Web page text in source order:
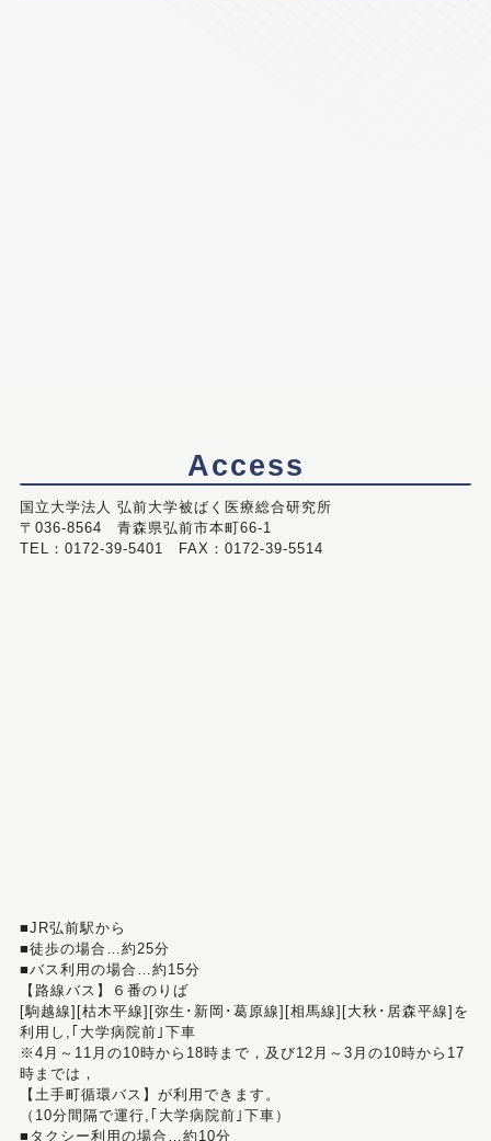
Access
国立大学法人 弘前大学被ばく医療総合研究所
〒036-8564 青森県弘前市本町66-1
TEL：0172-39-5401 FAX：0172-39-5514
■JR弘前駅から
■徒歩の場合…約25分
■バス利用の場合…約15分
【路線バス】６番のりば
[駒越線][枯木平線][弥生･新岡･葛原線][相馬線][大秋･居森平線]を
利用し,｢大学病院前｣下車
※4月～11月の10時から18時まで，及び12月～3月の10時から17
時までは，
【土手町循環バス】が利用できます。
（10分間隔で運行,｢大学病院前｣下車）
■タクシー利用の場合…約10分